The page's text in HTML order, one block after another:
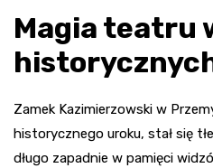
Magia teatru
Zamek Kazimierzowski w
historycznego uroku, stał się
długo zapadnie w pamięci